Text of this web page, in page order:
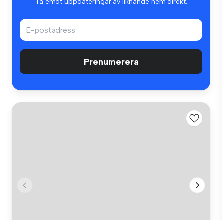
Ta emot uppdateringar av liknande hem direkt.
Prenumerera